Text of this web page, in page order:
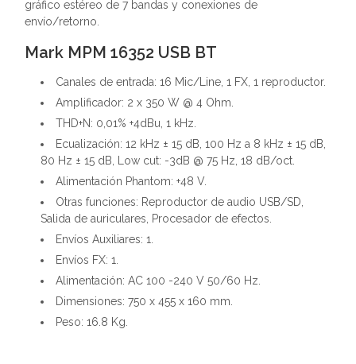
gráfico estéreo de 7 bandas y conexiones de
envío/retorno.
Mark MPM 16352 USB BT
Canales de entrada: 16 Mic/Line, 1 FX, 1 reproductor.
Amplificador: 2 x 350 W @ 4 Ohm.
THD+N: 0,01% +4dBu, 1 kHz.
Ecualización: 12 kHz ± 15 dB, 100 Hz a 8 kHz ± 15 dB,
80 Hz ± 15 dB, Low cut: -3dB @ 75 Hz, 18 dB/oct.
Alimentación Phantom: +48 V.
Otras funciones: Reproductor de audio USB/SD,
Salida de auriculares, Procesador de efectos.
Envíos Auxiliares: 1.
Envíos FX: 1.
Alimentación: AC 100 -240 V 50/60 Hz.
Dimensiones: 750 x 455 x 160 mm.
Peso: 16.8 Kg.